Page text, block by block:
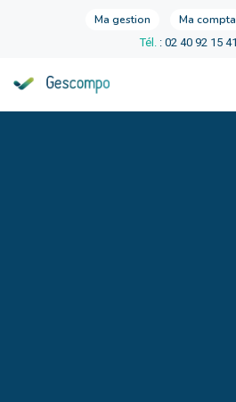
Ma gestion Ma compta
Tél. : 02 40 92 15 41